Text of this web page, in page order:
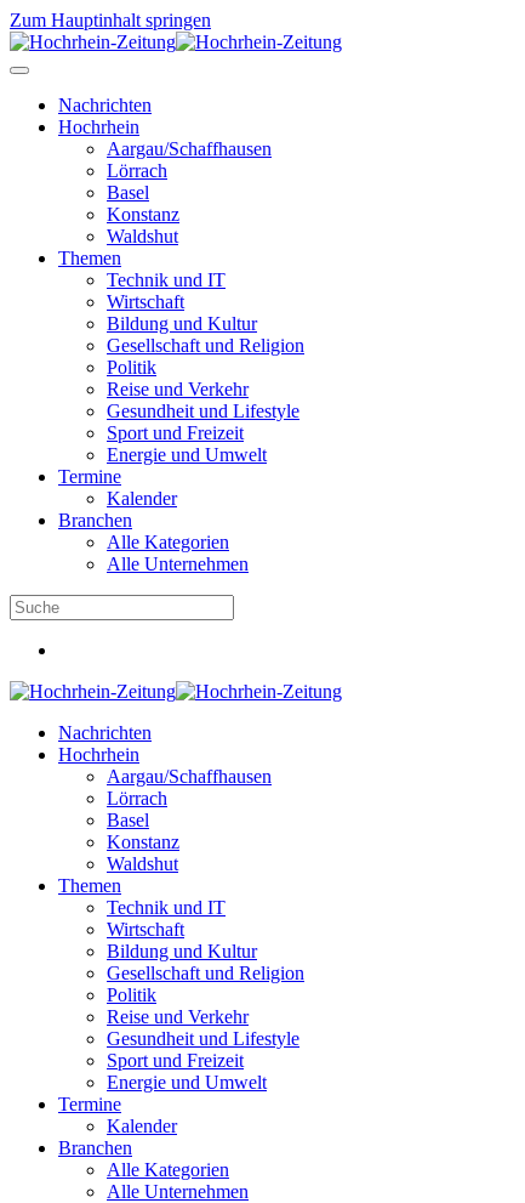
Zum Hauptinhalt springen
Nachrichten
Hochrhein
Aargau/Schaffhausen
Lörrach
Basel
Konstanz
Waldshut
Themen
Technik und IT
Wirtschaft
Bildung und Kultur
Gesellschaft und Religion
Politik
Reise und Verkehr
Gesundheit und Lifestyle
Sport und Freizeit
Energie und Umwelt
Termine
Kalender
Branchen
Alle Kategorien
Alle Unternehmen
Nachrichten
Hochrhein
Aargau/Schaffhausen
Lörrach
Basel
Konstanz
Waldshut
Themen
Technik und IT
Wirtschaft
Bildung und Kultur
Gesellschaft und Religion
Politik
Reise und Verkehr
Gesundheit und Lifestyle
Sport und Freizeit
Energie und Umwelt
Termine
Kalender
Branchen
Alle Kategorien
Alle Unternehmen